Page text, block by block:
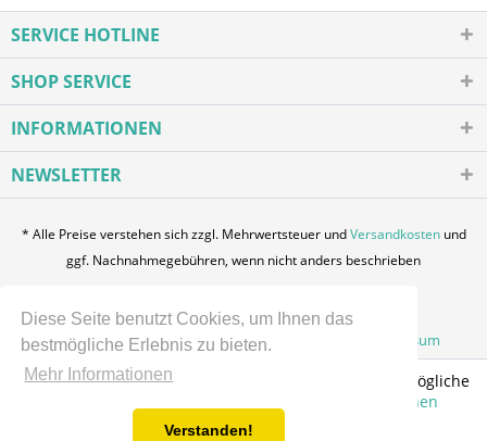
Diese Seite benutzt Cookies, um Ihnen das
bestmögliche Erlebnis zu bieten.
Mehr Informationen
Verstanden!
SERVICE HOTLINE
SHOP SERVICE
INFORMATIONEN
NEWSLETTER
* Alle Preise verstehen sich zzgl. Mehrwertsteuer undVersandkostenund
ggf. Nachnahmegebühren, wenn nicht anders beschrieben
Zahlung und Versand
Datenschutz Impressum
Diese Website verwendet Cookies, um Ihnen die bestmögliche
Mehr Informationen